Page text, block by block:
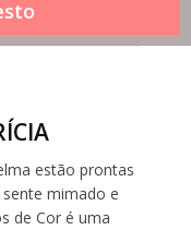
estão prontas
mimado e
de Cor é uma